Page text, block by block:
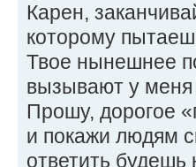
Карен,
которому
Твое нынешнее
вызывают у меня
Прошу, дорогое
и покажи людям
ответить будешь